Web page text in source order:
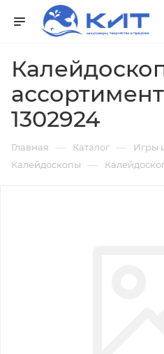
1302924
Главная — Каталог — Игры
Калейдоскопы —